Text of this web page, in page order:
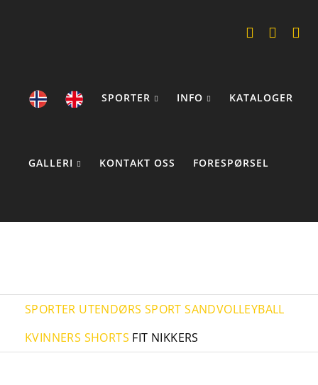
SPORTER INFO KATALOGER
GALLERI KONTAKT OSS FORESPØRSEL
SPORTER UTENDØRS SPORT SANDVOLLEYBALL
KVINNERS SHORTS FIT NIKKERS